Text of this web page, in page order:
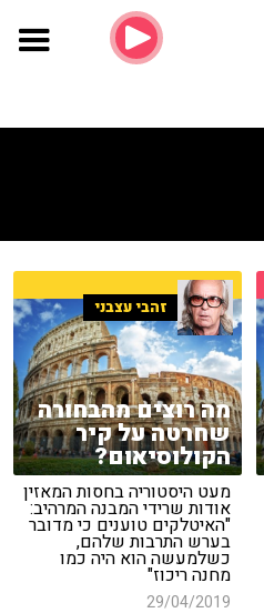
זהבי עצבני
מה רוצים מהבחורה
שחרטה על קיר
הקולוסיאום?
מעט היסטוריה בחסות המאזין
אודות שרידי המבנה המרהיב:
"האיטלקים טוענים כי מדובר
בערש התרבות שלהם,
כשלמעשה הוא היה כמו
מחנה ריכוז"
29/04/2019